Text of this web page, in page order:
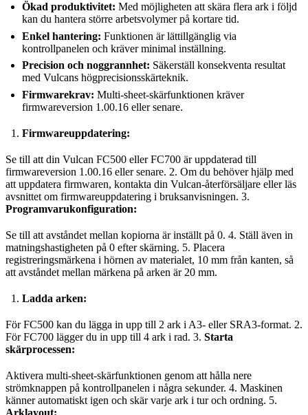
Ökad produktivitet: Med möjligheten att skära flera ark i följd
kan du hantera större arbetsvolymer på kortare tid.
Enkel hantering: Funktionen är lättillgänglig via
kontrollpanelen och kräver minimal inställning.
Precision och noggrannhet: Säkerställ konsekventa resultat
med Vulcans högprecisionsskärteknik.
Firmwarekrav: Multi-sheet-skärfunktionen kräver
firmwareversion 1.00.16 eller senare.
Firmwareuppdatering:
Se till att din Vulcan FC500 eller FC700 är uppdaterad till
firmwareversion 1.00.16 eller senare. 2. Om du behöver hjälp med
att uppdatera firmwaren, kontakta din Vulcan-återförsäljare eller läs
avsnittet om firmwareuppdatering i bruksanvisningen. 3.
Programvarukonfiguration:
Se till att avståndet mellan kopiorna är inställt på 0. 4. Ställ även in
matningshastigheten på 0 efter skärning. 5. Placera
registreringsmärkena i hörnen av materialet, 10 mm från kanten, så
att avståndet mellan märkena på arken är 20 mm.
Ladda arken:
För FC500 kan du lägga in upp till 2 ark i A3- eller SRA3-format. 2.
För FC700 lägger du in upp till 4 ark i rad. 3. Starta
skärprocessen:
Aktivera multi-sheet-skärfunktionen genom att hålla nere
strömknappen på kontrollpanelen i några sekunder. 4. Maskinen
känner automatiskt igen och skär varje ark i tur och ordning. 5.
Arklayout: